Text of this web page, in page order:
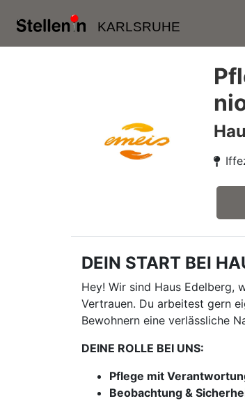
KARLSRUHE
DEIN START BEI
Hey! Wir sind Haus Edelberg,
Vertrauen. Du arbeitest gern
Bewohnern eine verlässliche
DEINE ROLLE BEI UNS:
Pflege mit
Beobachtung &